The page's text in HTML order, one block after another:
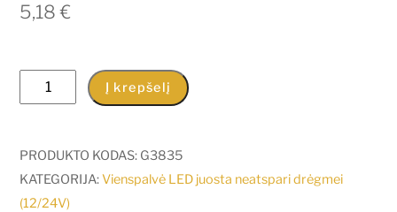
5,18€
produkto
kiekis:
W/m
LED
juosta
Į krepšelį
PRODUKTO KODAS: G3835
KATEGORIJA:Vienspalvė LED juosta neatspari drėgmei
(12/24V)